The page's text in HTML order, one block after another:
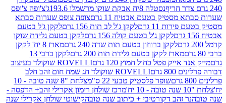
נסטלה 8יח אבקת שוקו מרשמלו 193.6ג'
צ'ופה צ'ופס
מסטיק בטעם אבטיח 11 גרם
צופה צופס שערות סבתא
11 גרם
לקקן ג'ל לב תות 156 גרם
לקקן ג'ל בטעם
לקקן ג'ל בטעם קולה 156 גרם
לקקן בטעם גלידת שוקו
לקקן ברווזון בטעם תות שדה 240 גרם
מארז 8 יח' לקקן
מארז לקקן בטעם גלידת תות 200 גרם
לקקן ברבי 13
אייק פטל כחול חמוץ 120 גרם
ROVELLI שוקולד בעיצוב
גרם
ROVELLI שוקולד חג שמח חום זהב חלב
שופר פלסטיק טבעי 22 ס"מ
צלחת "8 שנה טובה - 10
מרכז שולחן רימון אקרילי זהב+ הדפסה -
זהב דקורטיבי + כיתוב שנה טובהקישוטי שולחן אקרילי שנה